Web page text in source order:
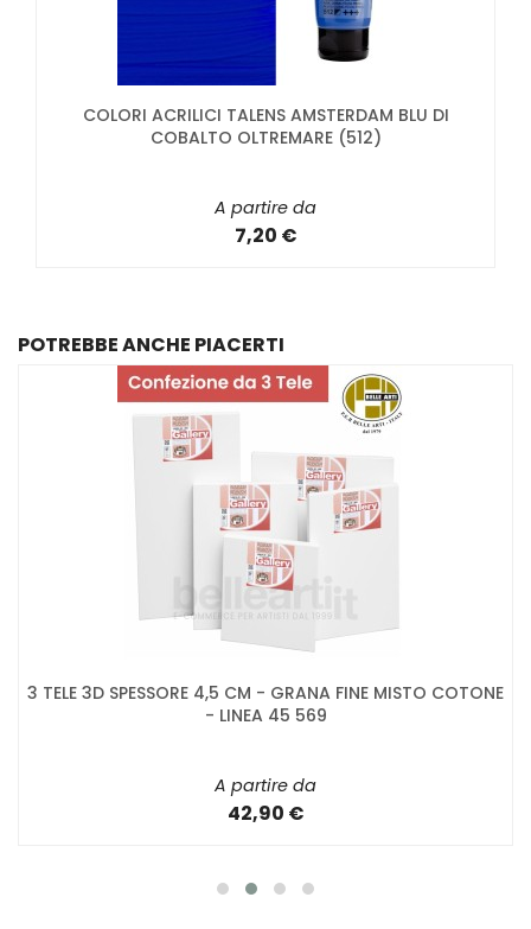
COLORI ACRILICI TALENS AMSTERDAM BLU DI
COBALTO OLTREMARE (512)
A partire da
7,20 €
POTREBBE ANCHE PIACERTI
3 TELE 3D SPESSORE 4,5 CM - GRANA FINE MISTO COTONE
- LINEA 45 569
A partire da
42,90 €